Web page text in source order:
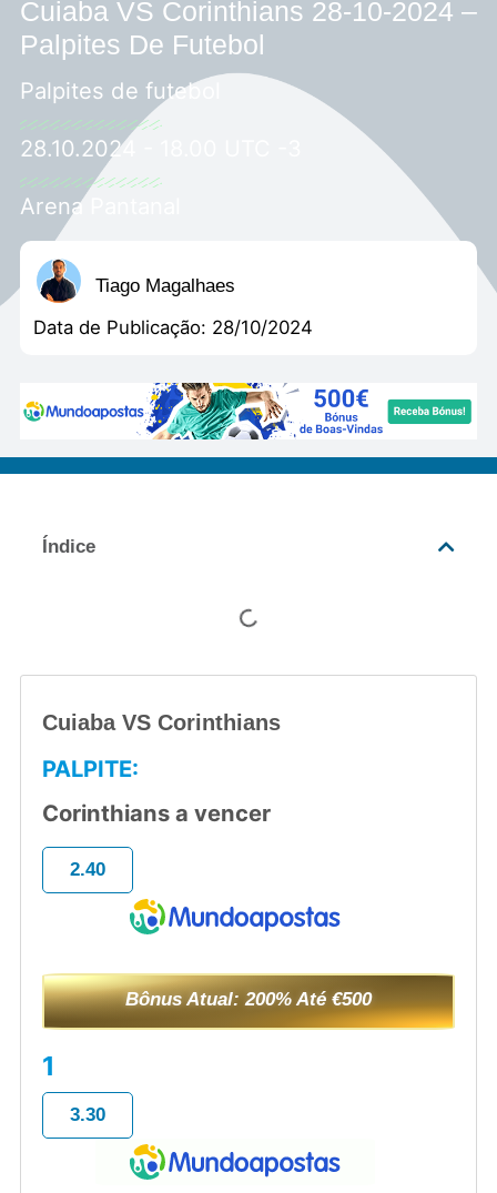
Cuiaba VS Corinthians 28-10-2024 –
Palpites De Futebol
Palpites de futebol
28.10.2024 - 18.00 UTC -3
Arena Pantanal
Tiago Magalhaes
Data de Publicação: 28/10/2024
Índice
Cuiaba VS Corinthians
PALPITE:
Corinthians a vencer
2.40
Bônus Atual: 200% Até €500
1
3.30